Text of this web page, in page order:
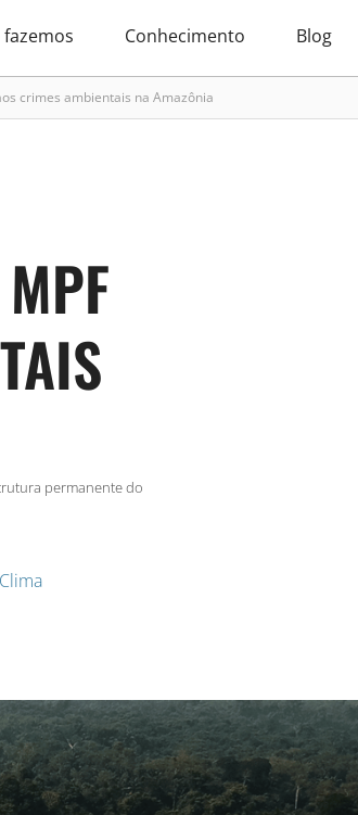
fazemos Conhecimento Blog
crimes ambientais na Amazônia
permanente do